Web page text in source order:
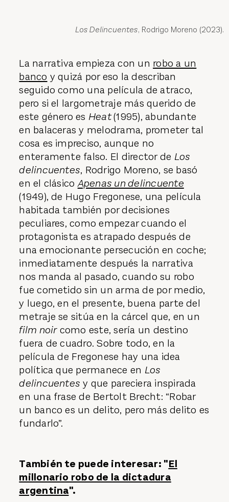
Los Delincuentes, Rodrigo Moreno (2023).
La narrativa empieza con un robo a un
banco y quizá por eso la describan
seguido como una película de atraco,
pero si el largometraje más querido de
este género es Heat(1995), abundante
en balaceras y melodrama, prometer tal
cosa es impreciso, aunque no
enteramente falso. El director de Los
delincuentes, Rodrigo Moreno, se basó
en el clásicoApenas un delincuente
(1949), de Hugo Fregonese, una película
habitada también por decisiones
peculiares, como empezar cuando el
protagonista es atrapado después de
una emocionante persecución en coche;
inmediatamente después la narrativa
nos manda al pasado, cuando su robo
fue cometido sin un arma de por medio,
y luego, en el presente, buena parte del
metraje se sitúa en la cárcel que, en un
film noircomo este, sería un destino
fuera de cuadro. Sobre todo, en la
película de Fregonese hay una idea
política que permanece en Los
delincuentes y que pareciera inspirada
en una frase de Bertolt Brecht: “Robar
un banco es un delito, pero más delito es
fundarlo”.
También te puede interesar: "El
millonario robo de la dictadura
argentina".